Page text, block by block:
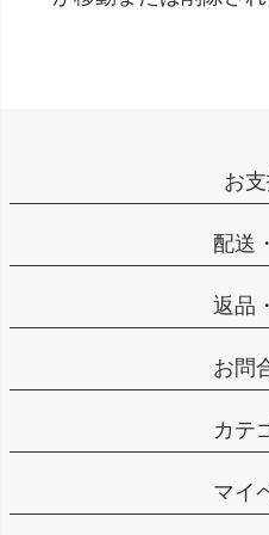
お
配送
返品
お問
カテ
マイ